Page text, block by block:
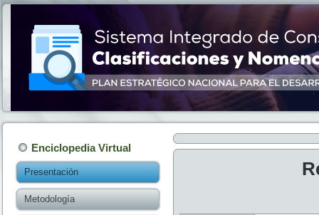
Enciclopedia Virtual
Presentación
Metodología